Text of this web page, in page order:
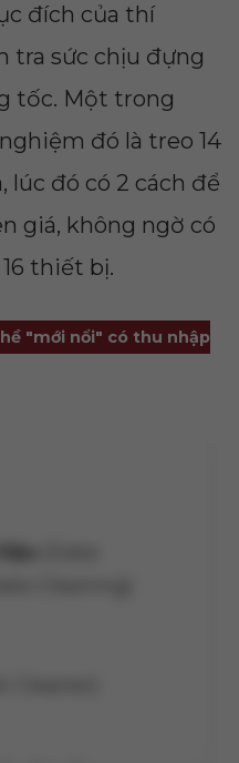
đích của thí
tra sức chịu đựng
tốc. Một trong
đó là treo 14
lúc đó có 2 cách để
giá, không ngờ có
thiết bị.
"mới nổi" có thu nhập